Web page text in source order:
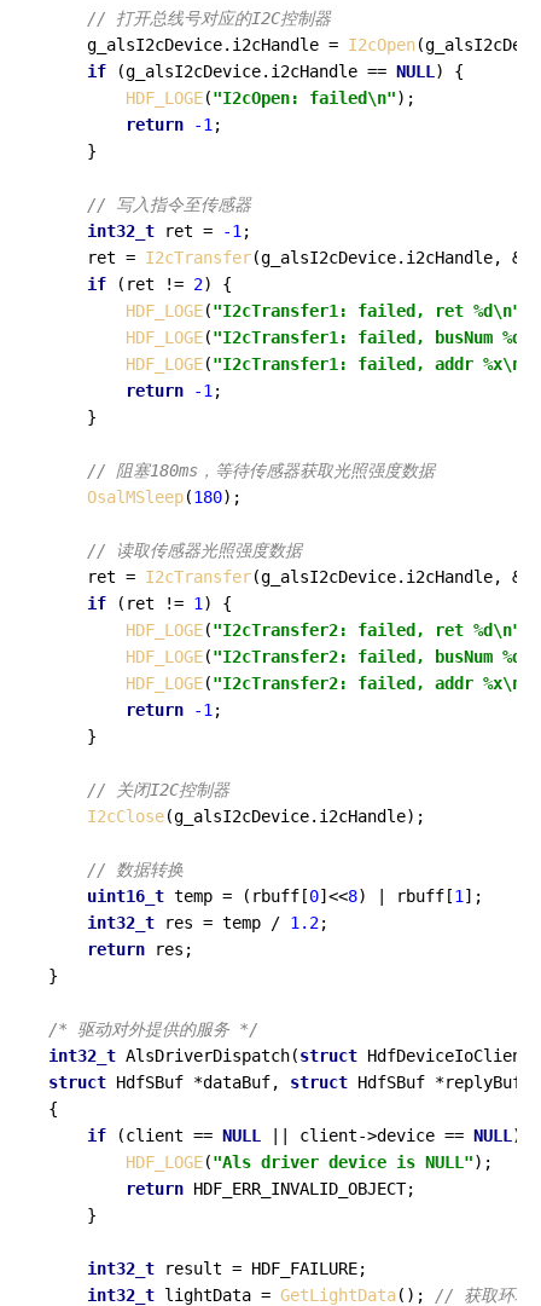
// 打开总线号对应的I2C控制器
    g_alsI2cDevice.i2cHandle =
I2cOpen
if (g_alsI2cDevice.i2cHandle == NULL ) {
HDF_LOGE("I2cOpen: failed\n");
return
-1 ;
    }
// 写入指令至传感器
int32_t ret = -1 ;
    ret =
I2cTransfer(g_alsI2cDevice.i2cHandle,
if (ret != 2) {
HDF_LOGE("I2cTransfer1: failed, ret %d\n"
HDF_LOGE("I2cTransfer1: failed, busNum
HDF_LOGE("I2cTransfer1: failed, addr %x\n"
return
-1 ;
    }
// 阻塞180ms，等待传感器获取光照强度数据
OsalMSleep(180);
// 读取传感器光照强度数据
    ret =
I2cTransfer(g_alsI2cDevice.i2cHandle,
if (ret != 1 ) {
HDF_LOGE("I2cTransfer2: failed, ret %d\n"
HDF_LOGE("I2cTransfer2: failed, busNum
HDF_LOGE("I2cTransfer2: failed, addr %x\n"
return
-1 ;
    }
// 关闭I2C控制器
I2cClose(g_alsI2cDevice.i2cHandle);
// 数据转换
uint16_t temp = (rbuff[0]<<8) | rbuff[1 ];
int32_t res = temp / 1.2;
return res;
}
/* 驱动对外提供的服务 */
int32_t AlsDriverDispatch(struct
struct HdfSBuf *dataBuf, struct HdfSBuf *replyBuf)
{
if (client == NULL || client->device == NULL ) {
HDF_LOGE("Als driver device is NULL");
return HDF_ERR_INVALID_OBJECT;
    }
int32_t result = HDF_FAILURE;
int32_t lightData = GetLightData(); // 获取环境